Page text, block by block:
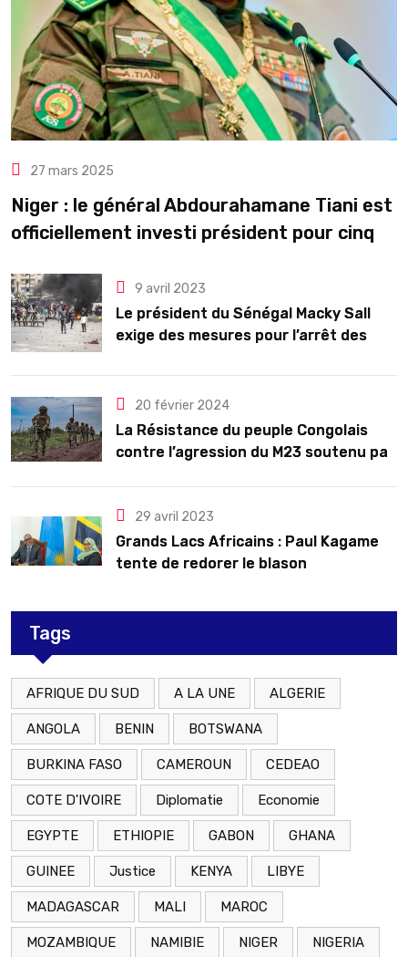
27 mars 2025
Niger : le général Abdourahamane Tiani est
officiellement investi président pour cinq
9 avril 2023
Le président du Sénégal Macky Sall
exige des mesures pour l’arrêt des
20 février 2024
La Résistance du peuple Congolais
contre l’agression du M23 soutenu par
29 avril 2023
Grands Lacs Africains : Paul Kagame
tente de redorer le blason
Tags
AFRIQUE DU SUD A LA UNE ALGERIE
ANGOLA BENIN BOTSWANA
BURKINA FASO CAMEROUN CEDEAO
COTE D'IVOIRE Diplomatie Economie
EGYPTE ETHIOPIE GABON GHANA
GUINEE Justice KENYA LIBYE
MADAGASCAR MALI MAROC
MOZAMBIQUE NAMIBIE NIGER NIGERIA